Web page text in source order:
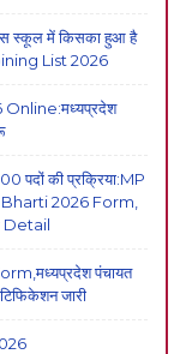
स्कूल में किसका हुआ है
List 2026
पदों की प्रक्रिया:MP
2026 Form,
Detail
पंचायत
जारी